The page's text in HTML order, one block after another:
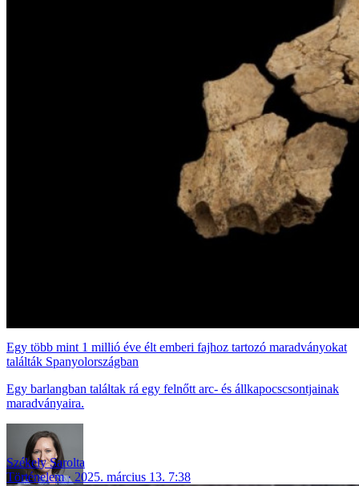
Egy több mint 1 millió éve élt emberi fajhoz tartozó maradványokat
találták Spanyolországban
Egy barlangban találtak rá egy felnőtt arc- és állkapocscsontjainak
maradványaira.
Székely Sarolta
Történelem
2025. március 13. 7:38